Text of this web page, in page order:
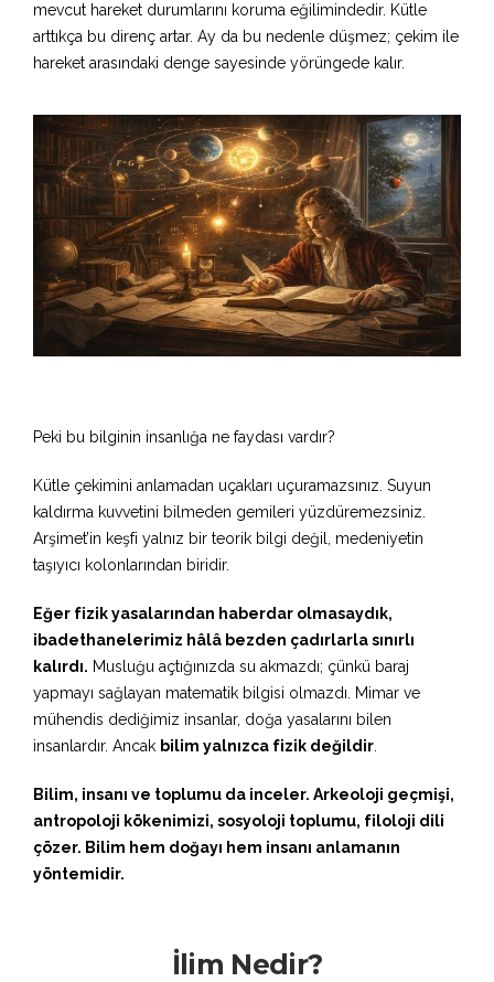
mevcut hareket durumlarını koruma eğilimindedir. Kütle
arttıkça bu direnç artar. Ay da bu nedenle düşmez; çekim ile
hareket arasındaki denge sayesinde yörüngede kalır.
Peki bu bilginin insanlığa ne faydası vardır?
Kütle çekimini anlamadan uçakları uçuramazsınız. Suyun
kaldırma kuvvetini bilmeden gemileri yüzdüremezsiniz.
Arşimet’in keşfi yalnız bir teorik bilgi değil, medeniyetin
taşıyıcı kolonlarından biridir.
Eğer fizik yasalarından haberdar olmasaydık,
ibadethanelerimiz hâlâ bezden çadırlarla sınırlı
kalırdı. Musluğu açtığınızda su akmazdı; çünkü baraj
yapmayı sağlayan matematik bilgisi olmazdı. Mimar ve
mühendis dediğimiz insanlar, doğa yasalarını bilen
insanlardır. Ancak bilim yalnızca fizik değildir
Bilim, insanı ve toplumu da inceler. Arkeoloji geçmişi,
antropoloji kökenimizi, sosyoloji toplumu, filoloji dili
çözer. Bilim hem doğayı hem insanı anlamanın
yöntemidir.
İlim Nedir?